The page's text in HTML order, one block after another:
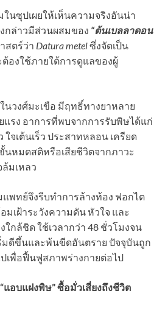
นซุปเผยให้เห็นความจริงอันน่า
กล่าวมีส่วนผสมของ “ต้นเบลลาดอน
สตร์ว่า Datura metelซึ่งจัดเป็น
องใช้ภายใต้การดูแลของผู้
นวงศ์มะเขือ มีฤทธิ์ทางยาหลาย
แรง อาการที่พบจากการรับพิษได้แก่
จเต้นเร็ว ประสาทหลอน เครียด
นหมดสติหรือเสียชีวิตจากภาวะ
มเหลว
พทย์จึงรีบทำการล้างท้อง ฟอกไต
เฝ้าระวังความดัน หัวใจ และ
ใกล้ชิด ใช้เวลากว่า 48 ชั่วโมงจน
มดีขึ้นและพ้นขีดอันตราย ปัจจุบันถูก
เพื่อฟื้นฟูสภาพร่างกายต่อไป
แอบแฝงพิษ” ซื้อมั่วเสี่ยงถึงชีวิต